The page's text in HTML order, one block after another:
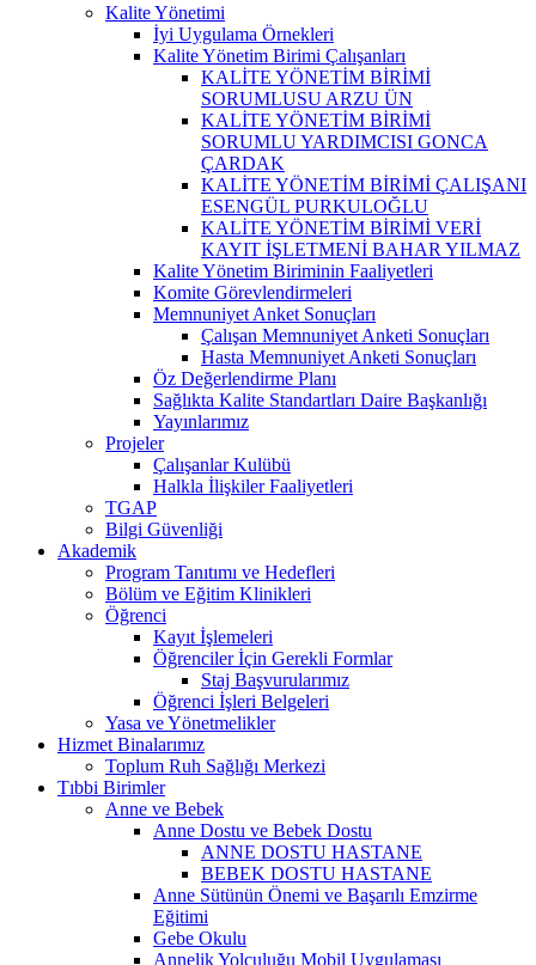
Kalite Yönetimi
İyi Uygulama Örnekleri
Kalite Yönetim Birimi Çalışanları
KALİTE YÖNETİM BİRİMİ
SORUMLUSU ARZU ÜN
KALİTE YÖNETİM BİRİMİ
SORUMLU YARDIMCISI GONCA
ÇARDAK
KALİTE YÖNETİM BİRİMİ ÇALIŞANI
ESENGÜL PURKULOĞLU
KALİTE YÖNETİM BİRİMİ VERİ
KAYIT İŞLETMENİ BAHAR YILMAZ
Kalite Yönetim Biriminin Faaliyetleri
Komite Görevlendirmeleri
Memnuniyet Anket Sonuçları
Çalışan Memnuniyet Anketi Sonuçları
Hasta Memnuniyet Anketi Sonuçları
Öz Değerlendirme Planı
Sağlıkta Kalite Standartları Daire Başkanlığı
Yayınlarımız
Projeler
Çalışanlar Kulübü
Halkla İlişkiler Faaliyetleri
TGAP
Bilgi Güvenliği
Akademik
Program Tanıtımı ve Hedefleri
Bölüm ve Eğitim Klinikleri
Öğrenci
Kayıt İşlemeleri
Öğrenciler İçin Gerekli Formlar
Staj Başvurularımız
Öğrenci İşleri Belgeleri
Yasa ve Yönetmelikler
Hizmet Binalarımız
Toplum Ruh Sağlığı Merkezi
Tıbbi Birimler
Anne ve Bebek
Anne Dostu ve Bebek Dostu
ANNE DOSTU HASTANE
BEBEK DOSTU HASTANE
Anne Sütünün Önemi ve Başarılı Emzirme
Eğitimi
Gebe Okulu
Annelik Yolculuğu Mobil Uygulaması